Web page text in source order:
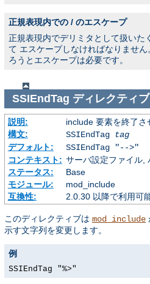
正規表現内での / のエスケープ
正規表現内でデリミタとして扱いた
て エスケープしなければなりませ
ろうとエスケープは必要です。
SSIEndTag ディレクティブ
説明:
include 要素を終了さ
構文:
SSIEndTag
tag
デフォルト:
SSIEndTag "-->"
コンテキスト: サーバ設定ファイル,
ステータス:
Base
モジュール:
mod_include
互換性:
2.0.30 以降で利用可
このディレクティブは mod_include
示す文字列を変更します。
例
SSIEndTag "%>"